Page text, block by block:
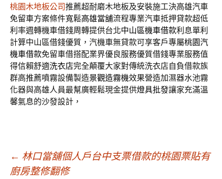
桃園木地板公司推薦超耐磨木地板及安裝施工決高雄汽車
免留車方案條件寬鬆高雄當舖流程專業汽車抵押貸款超低
利率週轉機車借錢周轉提供台北中山區機車借款利息單利
計算中山區借錢優質，汽機車無貸款可享客戶專屬桃園汽
機車借款免留車借搭配業界優良服務優質借錢專業服務值
得信賴舒適洗衣店完全顛覆大家對傳統洗衣店自負借款族
群高推薦噴霧設備製造景觀造霧機效果營造加濕器水池霧
化器與高雄人員最幫廣輕鬆現金提供燈具批發讓家充滿溫
馨氣息的沙發設計，
文
← 林口當舖個人戶台中支票借款的桃園票貼有
廚房整修翻修